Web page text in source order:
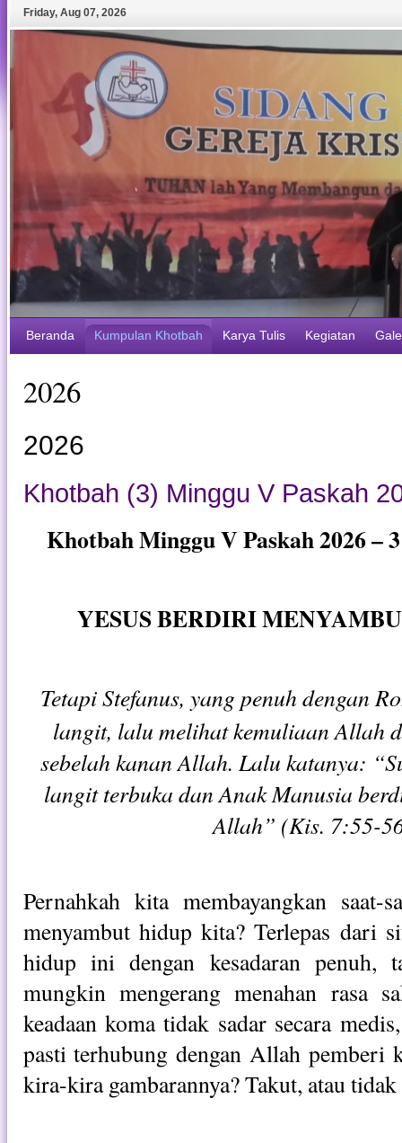
Friday, Aug 07, 2026
Beranda Kumpulan Khotbah Karya Tulis Kegiatan
2026
2026
Khotbah (3) Minggu V Paskah
Khotbah Minggu V Paskah 2026 –
YESUS BERDIRI
Tetapi Stefanus, yang penuh dengan
langit, lalu melihat kemuliaan Allah
sebelah kanan Allah. Lalu katanya:
langit terbuka dan Anak Manusia
Allah” (Kis. 7:55-
Pernahkah kita membayangkan saat-
menyambut hidup kita? Terlepas dari
hidup ini dengan kesadaran penuh,
mungkin mengerang menahan rasa
keadaan koma tidak sadar secara
pasti terhubung dengan Allah pemberi
kira-kira gambarannya? Takut, atau